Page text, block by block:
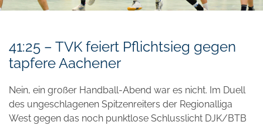
41:25 – TVK feiert Pflichtsieg gegen
tapfere Aachener
Nein, ein großer Handball-Abend war es nicht. Im Duell
des ungeschlagenen Spitzenreiters der Regionalliga
West gegen das noch punktlose Schlusslicht DJK/BTB